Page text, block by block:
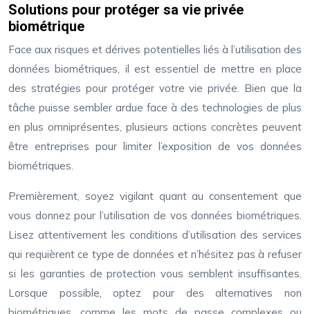
Solutions pour protéger sa vie privée
biométrique
Face aux risques et dérives potentielles liés à l’utilisation des
données biométriques, il est essentiel de mettre en place
des stratégies pour protéger votre vie privée. Bien que la
tâche puisse sembler ardue face à des technologies de plus
en plus omniprésentes, plusieurs actions concrètes peuvent
être entreprises pour limiter l’exposition de vos données
biométriques.
Premièrement, soyez vigilant quant au consentement que
vous donnez pour l’utilisation de vos données biométriques.
Lisez attentivement les conditions d’utilisation des services
qui requièrent ce type de données et n’hésitez pas à refuser
si les garanties de protection vous semblent insuffisantes.
Lorsque possible, optez pour des alternatives non